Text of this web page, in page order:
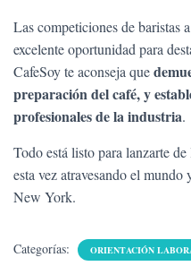
Las competiciones de baristas
excelente oportunidad para
CafeSoy te aconseja que
preparación del café, y
profesionales de la industria.
Todo está listo para lanzarte
esta vez atravesando el
New York.
Categorías: ORIENTACIÓN